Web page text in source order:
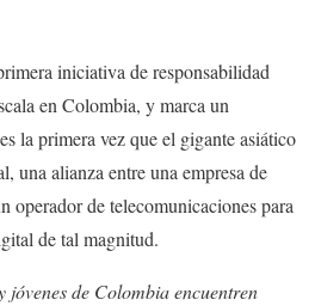
iniciativa de responsabilidad
en Colombia, y marca un
la primera vez que el gigante asiático
una alianza entre una empresa de
operador de telecomunicaciones para
de tal magnitud.
jóvenes de Colombia encuentren